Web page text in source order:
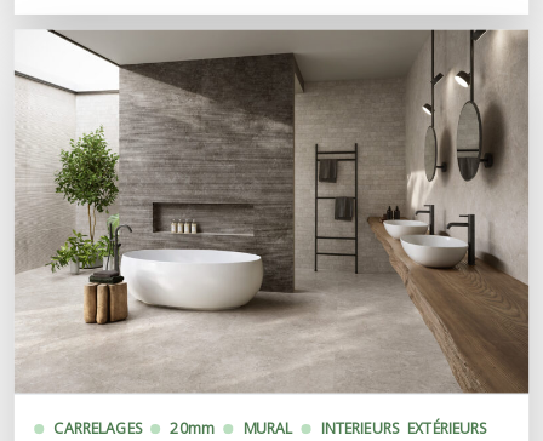
CARRELAGES 20mm MURAL INTERIEURS EXTÉRIEURS